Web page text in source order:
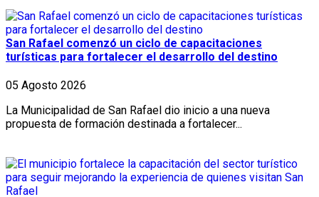
San Rafael comenzó un ciclo de capacitaciones
turísticas para fortalecer el desarrollo del destino
05 Agosto 2026
La Municipalidad de San Rafael dio inicio a una nueva
propuesta de formación destinada a fortalecer...